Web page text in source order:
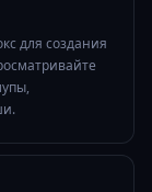
для создания